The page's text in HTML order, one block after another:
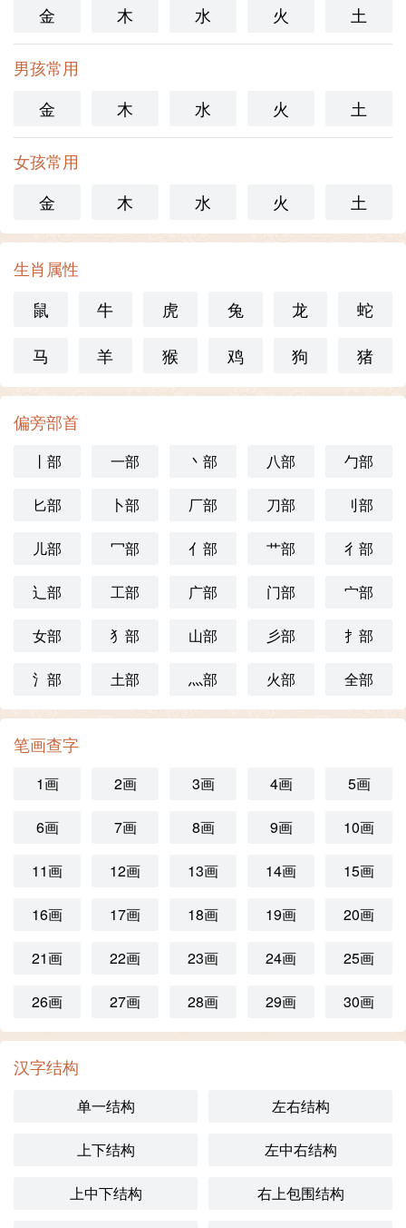
金
木 水 火 土
男孩常用
金
木 水 火 土
女孩常用
金
木 水 火 土
生肖属性
鼠
牛 虎 兔 龙
蛇
马
羊 猴 鸡 狗 猪
偏旁部首
丨部 一部 丶部 八部 勹部
匕部 卜部 厂部 刀部 刂部
儿部 冖部 亻部 艹部 彳部
辶部 工部 广部 门部 宀部
女部 犭部 山部 彡部 扌部
氵部 土部 灬部 火部 全部
笔画查字
1画 2画 3画 4画 5画
6画 7画 8画 9画 10画
11画 12画 13画 14画 15画
16画 17画 18画 19画 20画
21画 22画 23画 24画 25画
26画 27画 28画 29画 30画
汉字结构
单一结构 左右结构
上下结构 左中右结构
上中下结构 右上包围结构